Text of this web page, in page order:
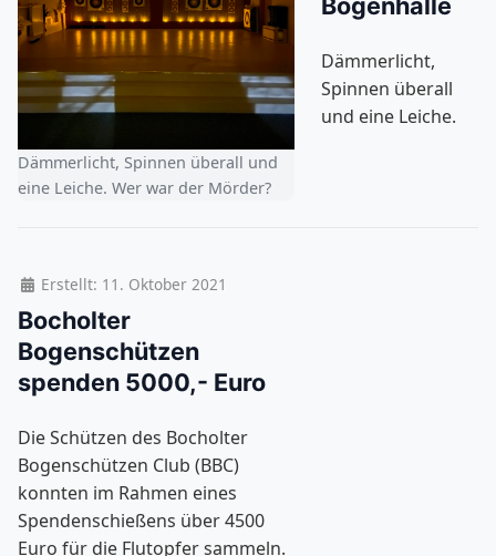
Dämmerlicht, Spinnen überall und
eine Leiche. Wer war der Mörder?
Dämmerlicht,
Spinnen überall
und eine Leiche.
Bocholter
Bogenschützen
spenden 5000,- Euro
Erstellt: 11. Oktober 2021
Die Schützen des Bocholter
Bogenschützen Club (BBC)
konnten im Rahmen eines
Spendenschießens über 4500
Euro für die Flutopfer sammeln.